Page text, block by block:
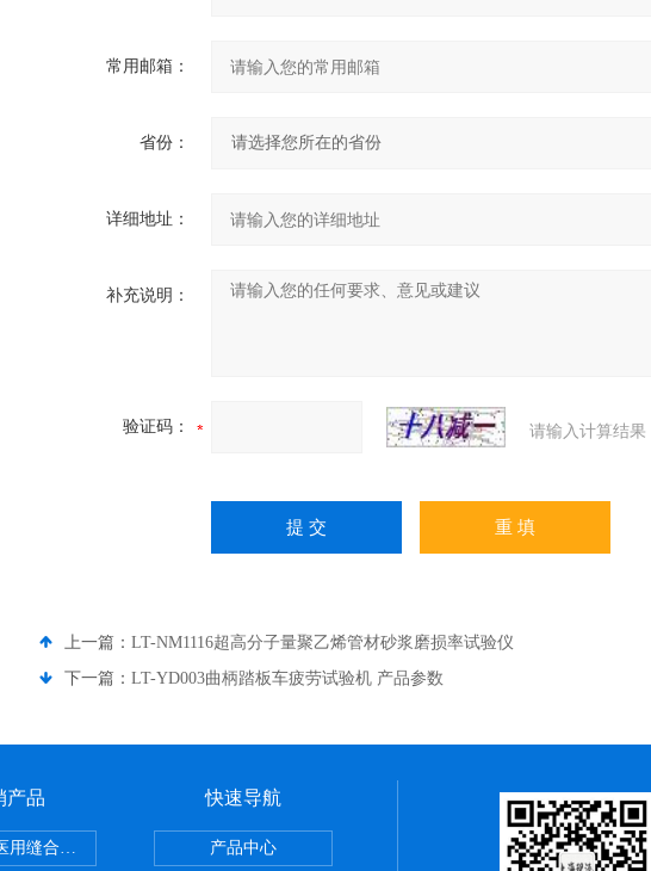
常用邮箱：
省份：
详细地址：
补充说明：
验证码： 请输入计算结
上一篇： LT-NM1116超高分子量聚乙烯管材砂浆磨损率试验仪
下一篇： LT-YD003曲柄踏板车疲劳试验机 产品参数
产品
用缝合线线径试验仪
快速导航
产品中心